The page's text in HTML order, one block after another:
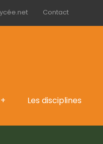
Contact
Les disciplines